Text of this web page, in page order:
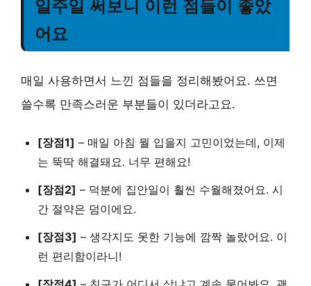
일주일 써보니 이런 점들이 좋았
어요
매일 사용하면서 느낀 점들을 정리해봤어요. 쓰면
쓸수록 만족스러운 부분들이 있더라고요.
[장점1] – 매일 아침 뭘 입을지 고민이었는데, 이제
는 뚝딱 해결돼요. 너무 편해요!
[장점2] – 덕분에 집안일이 훨씬 수월해졌어요. 시
간 절약은 덤이에요.
[장점3] – 생각지도 못한 기능에 깜짝 놀랐어요. 이
런 편리함이라니!